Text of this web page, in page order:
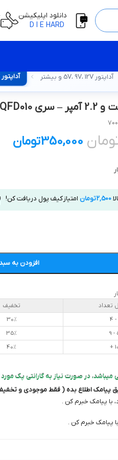
دانلود اپلیکیشن
آداپتور 5V، 9V، 12V و بیشتر آداپتور 12 ولت و 2.2 آمپر – سری QFD010
350,000تومان
2,500تومان امتیاز کیف پول دریافت کن!
افزودن به
تعداد تخفیف
30%
35%
40%
میباشد، در صورت نیاز به گارانتی پک مورد
پیامک اطلاع بده ( فقط موجودی و
با پیامک خبرم کن .
پیامک خبرم کن .